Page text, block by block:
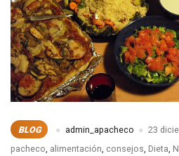
BLOG admin_apacheco 23
pacheco alimentación consejos Dieta